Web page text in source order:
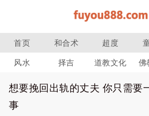
首页 和合术 超度
风水 择吉 道教文化 佛
想要挽回出轨的丈夫 你只需要
事